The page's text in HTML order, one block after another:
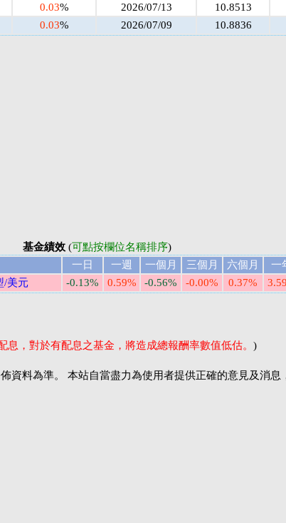
0.03% 2026/07/13
10.8513
0.03% 2026/07/09 10.8836
基金績效(可點按欄位名稱排序)
一日 一週 一個月 三個月 六個月
一
/美元
-0.13% 0.59% -0.56% -0.00% 0.37%
，對於有配息之基金，將造成總報酬率數值低估。 )
資料為準。 本站自當盡力為使用者提供正確的意見及消息